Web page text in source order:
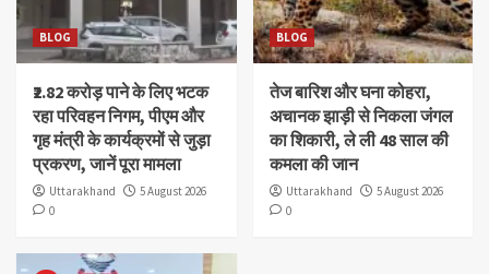
BLOG
₹2.82 करोड़ पाने के लिए भटक
रहा परिवहन निगम, पीएम और
गृह मंत्री के कार्यक्रमों से जुड़ा
प्रकरण, जानें पूरा मामला
Uttarakhand
5 August 2026
0
BLOG
तेज बारिश और घना कोहरा,
अचानक झाड़ी से निकला जंगल
का शिकारी, ले ली 48 साल की
कमला की जान
Uttarakhand
5 August 2026
0